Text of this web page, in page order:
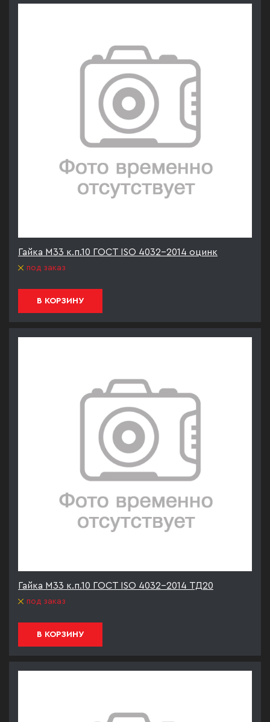
Гайка М33 к.п.10 ГОСТ ISO 4032-2014 оцинк
под заказ
В КОРЗИНУ
Гайка М33 к.п.10 ГОСТ ISO 4032-2014 ТД20
под заказ
В КОРЗИНУ